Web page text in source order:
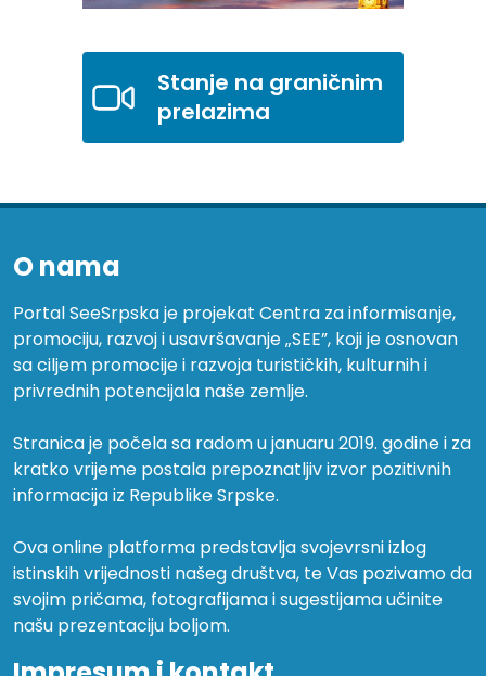
Stanje na graničnim
prelazima
O nama
Portal SeeSrpska je projekat Centra za informisanje,
promociju, razvoj i usavršavanje „SEE”, koji je osnovan
sa ciljem promocije i razvoja turističkih, kulturnih i
privrednih potencijala naše zemlje.
Stranica je počela sa radom u januaru 2019. godine i za
kratko vrijeme postala prepoznatljiv izvor pozitivnih
informacija iz Republike Srpske.
Ova online platforma predstavlja svojevrsni izlog
istinskih vrijednosti našeg društva, te Vas pozivamo da
svojim pričama, fotografijama i sugestijama učinite
našu prezentaciju boljom.